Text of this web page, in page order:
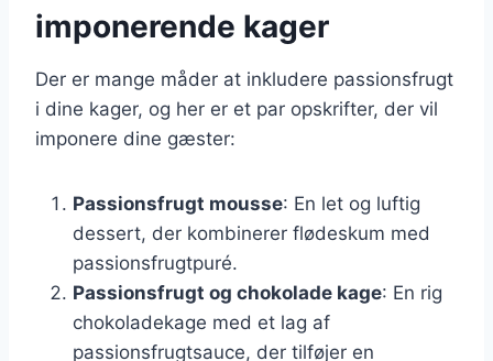
imponerende kager
Der er mange måder at inkludere passionsfrugt
i dine kager, og her er et par opskrifter, der vil
imponere dine gæster:
Passionsfrugt mousse: En let og luftig
dessert, der kombinerer flødeskum med
passionsfrugtpuré.
Passionsfrugt og chokolade kage: En rig
chokoladekage med et lag af
passionsfrugtsauce, der tilføjer en